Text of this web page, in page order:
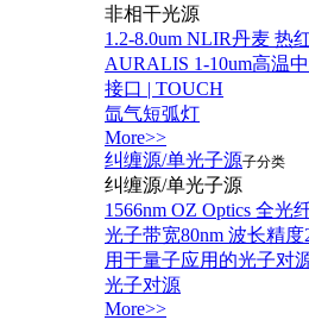
非相干光源
1.2-8.0um NLIR丹麦 热
AURALIS 1-10um高温
接口 | TOUCH
氙气短弧灯
More>>
纠缠源/单光子源子分类
纠缠源/单光子源
1566nm OZ Optics 全光
光子带宽80nm 波长精度
用于量子应用的光子对
光子对源
More>>